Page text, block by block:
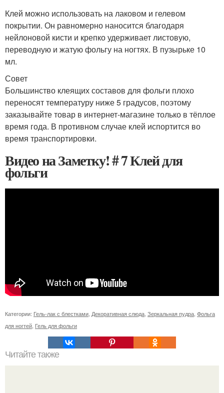
Клей можно использовать на лаковом и гелевом
покрытии. Он равномерно наносится благодаря
нейлоновой кисти и крепко удерживает листовую,
переводную и жатую фольгу на ногтях. В пузырьке 10
мл.
Совет
Большинство клеящих составов для фольги плохо
переносят температуру ниже 5 градусов, поэтому
заказывайте товар в интернет-магазине только в тёплое
время года. В противном случае клей испортится во
время транспортировки.
Видео на Заметку! # 7 Клей для
фольги
Категории: Гель-лак с блестками, Декоративная слюда, Зеркальная пудра, Фольга
для ногтей, Гель для фольги
Читайте также